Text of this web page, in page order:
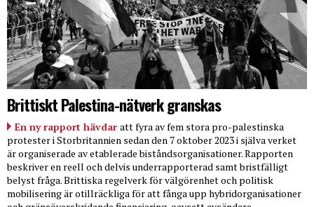
Brittiskt Palestina-nätverk granskas
En ny rapport hävdar att fyra av fem stora pro-palestinska
protester i Storbritannien sedan den 7 oktober 2023 i själva verket
är organiserade av etablerade biståndsorganisationer. Rapporten
beskriver en reell och delvis underrapporterad samt bristfälligt
belyst fråga. Brittiska regelverk för välgörenhet och politisk
mobilisering är otillräckliga för att fånga upp hybridorganisationer